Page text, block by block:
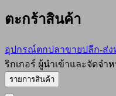
ตะกร้าสินค้า
อุปกรณ์ตกปลาขายปลีก-ส่ง
ริกเกอร์ ผู้นำเข้าและจัดจ
รายการสินค้า